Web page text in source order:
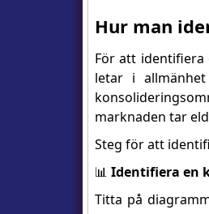
Hur man
För att
letar i
marknaden tar
Steg för att
📊 Identifiera en
Titta på